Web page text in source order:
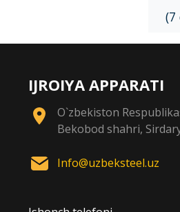
(7
IJROIYA APPARATI
O`zbekiston
Bekobod shahri,
Info@uzbeksteel.uz